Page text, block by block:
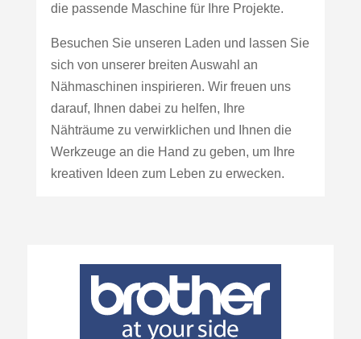
die passende Maschine für Ihre Projekte.
Besuchen Sie unseren Laden und lassen Sie
sich von unserer breiten Auswahl an
Nähmaschinen inspirieren. Wir freuen uns
darauf, Ihnen dabei zu helfen, Ihre
Nähträume zu verwirklichen und Ihnen die
Werkzeuge an die Hand zu geben, um Ihre
kreativen Ideen zum Leben zu erwecken.